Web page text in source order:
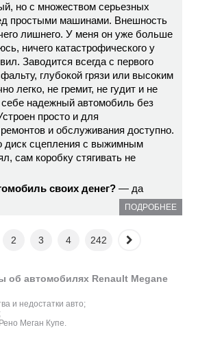
но с множеством серьезных
простыми машинами. Внешность
лишнего. У меня он уже больше
ничего катастрофического у
Заводится всегда с первого
глубокой грязи или высоким
легко, не гремит, не гудит и не
надежный автомобиль без
просто и для
и обслуживания доступно.
диск сцепления с выжимным
сам коробку стягивать не
своих денег? — да
ПОДРОБНЕЕ
2 3 4 242
об автомобилях Renault Megane
и недостатки авто;
Меган Купе.